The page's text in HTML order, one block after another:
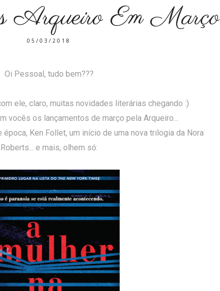
Arqueiro Em Março
05/03/2018
Oi Pessoal, tudo bem???
ele, claro, muitas novidades literárias chegando :)
vocês os lançamentos de março pela Arqueiro...
Ken Follet, um início de uma nova trilogia da Nora
Roberts... e mais, olhem só: